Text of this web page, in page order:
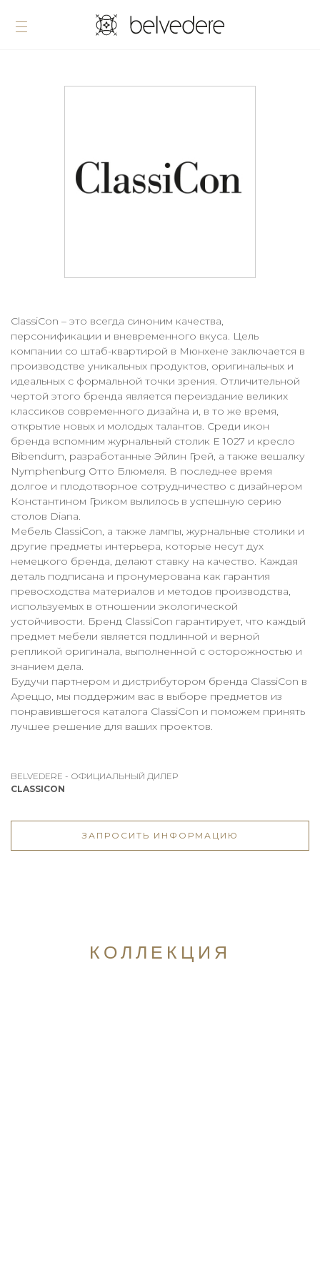
ClassiCon – это всегда синоним качества,
персонификации и вневременного вкуса. Цель
компании со штаб-квартирой в Мюнхене заключается в
производстве уникальных продуктов, оригинальных и
идеальных с формальной точки зрения. Отличительной
чертой этого бренда является переиздание великих
классиков современного дизайна и, в то же время,
открытие новых и молодых талантов. Среди икон
бренда вспомним журнальный столик E 1027 и кресло
Bibendum, разработанные Эйлин Грей, а также вешалку
Nymphenburg Отто Блюмеля. В последнее время
долгое и плодотворное сотрудничество с дизайнером
Константином Гриком вылилось в успешную серию
столов Diana.
Мебель ClassiCon, а также лампы, журнальные столики и
другие предметы интерьера, которые несут дух
немецкого бренда, делают ставку на качество. Каждая
деталь подписана и пронумерована как гарантия
превосходства материалов и методов производства,
используемых в отношении экологической
устойчивости. Бренд ClassiCon гарантирует, что каждый
предмет мебели является подлинной и верной
репликой оригинала, выполненной с осторожностью и
знанием дела.
Будучи партнером и дистрибутором бренда ClassiCon в
Ареццо, мы поддержим вас в выборе предметов из
понравившегося каталога ClassiCon и поможем принять
лучшее решение для ваших проектов.
BELVEDERE - ОФИЦИАЛЬНЫЙ ДИЛЕР
CLASSICON
ЗАПРОСИТЬ ИНФОРМАЦИЮ
КОЛЛЕКЦИЯ